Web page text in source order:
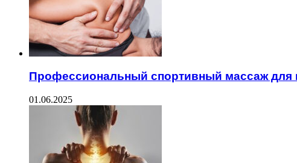
Профессиональный спортивный массаж для
01.06.2025